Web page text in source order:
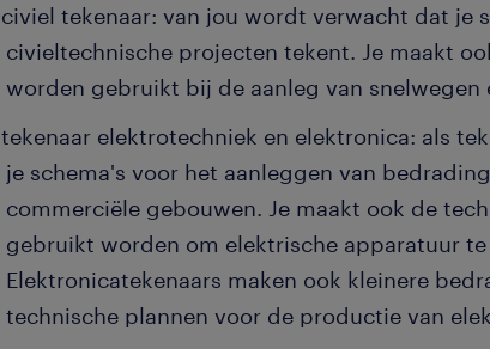
civiel tekenaar: van jou wordt verwacht dat je
civieltechnische projecten tekent. Je maakt
worden gebruikt bij de aanleg van snelwegen
tekenaar elektrotechniek en elektronica: als
je schema's voor het aanleggen van
commerciële gebouwen. Je maakt ook de
gebruikt worden om elektrische apparatuur te
Elektronicatekenaars maken ook kleinere
technische plannen voor de productie van